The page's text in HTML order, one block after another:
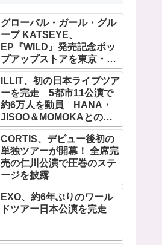
グローバル・ガール・グル
ープ KATSEYE、
EP『WILD』発売記念ポッ
プアップストアを東京・原
宿で開催 限定グッズも登
場ILLIT、初の日本ライブツア
ーを完走 5都市11公演で
約6万人を動員 HANA・
JISOO＆MOMOKAとのス
ペシャルコラボも実現
CORTIS、デビュー後初の
単独ツアーが開幕！ 全席完
売の仁川公演で圧巻のステ
ージを披露
EXO、約6年ぶりのワール
ドツアー日本公演を完走